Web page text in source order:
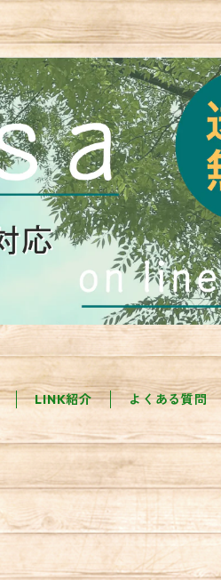
LINK紹介 よくある質問